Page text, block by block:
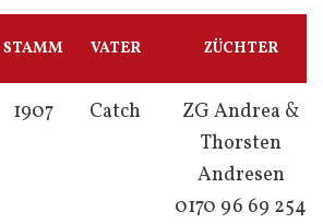
STAMM VATER ZÜCHTER
1907 Catch
ZG Andrea &
Thorsten
Andresen
0170 96 69 254